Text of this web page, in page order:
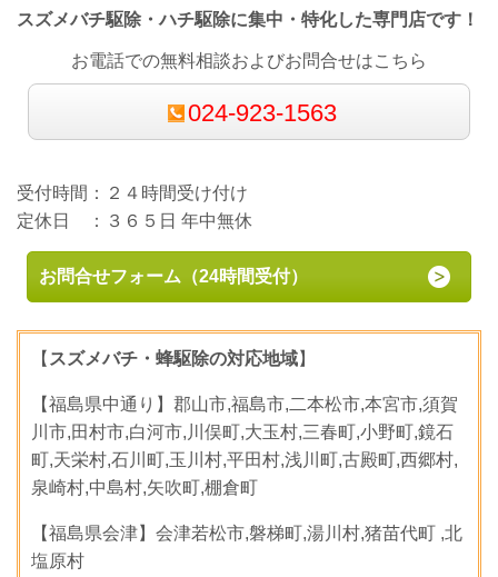
スズメバチ駆除・ハチ駆除に集中・特化した専門店です！
お電話での無料相談およびお問合せはこちら
024-923-1563
受付時間：２４時間受け付け
定休日 ：３６５日 年中無休
お問合せフォーム（24時間受付）
【 スズメバチ・蜂駆除の対応地域】
【福島県中通り】郡山市,福島市,二本松市,本宮市,須賀
川市,田村市,白河市,川俣町,大玉村,三春町,小野町,鏡石
町,天栄村,石川町,玉川村,平田村,浅川町,古殿町,西郷村,
泉崎村,中島村,矢吹町,棚倉町
【福島県会津】会津若松市,磐梯町,湯川村,猪苗代町 ,北
塩原村